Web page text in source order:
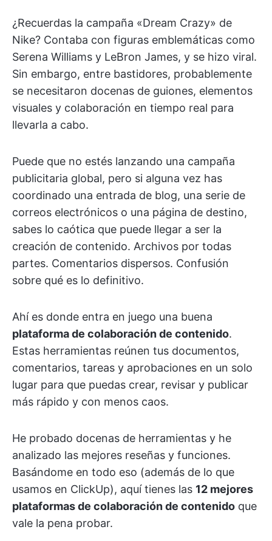
¿Recuerdas la campaña «Dream Crazy» de
Nike? Contaba con figuras emblemáticas como
Serena Williams y LeBron James, y se hizo viral.
Sin embargo, entre bastidores, probablemente
se necesitaron docenas de guiones, elementos
visuales y colaboración en tiempo real para
llevarla a cabo.
Puede que no estés lanzando una campaña
publicitaria global, pero si alguna vez has
coordinado una entrada de blog, una serie de
correos electrónicos o una página de destino,
sabes lo caótica que puede llegar a ser la
creación de contenido. Archivos por todas
partes. Comentarios dispersos. Confusión
sobre qué es lo definitivo.
Ahí es donde entra en juego una buena
plataforma de colaboración de contenido.
Estas herramientas reúnen tus documentos,
comentarios, tareas y aprobaciones en un solo
lugar para que puedas crear, revisar y publicar
más rápido y con menos caos.
He probado docenas de herramientas y he
analizado las mejores reseñas y funciones.
Basándome en todo eso (además de lo que
usamos en ClickUp), aquí tienes las 12 mejores
plataformas de colaboración de contenido que
vale la pena probar.